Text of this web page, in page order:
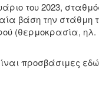
του 2023,
βάση την στάθμη
(θερμοκρασία, ηλ.
προσβάσιμες